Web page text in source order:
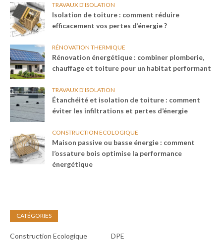
TRAVAUX D'ISOLATION
Isolation de toiture : comment réduire
efficacement vos pertes d’énergie ?
RÉNOVATION THERMIQUE
Rénovation énergétique : combiner plomberie,
chauffage et toiture pour un habitat performant
TRAVAUX D'ISOLATION
Étanchéité et isolation de toiture : comment
éviter les infiltrations et pertes d’énergie
CONSTRUCTION ECOLOGIQUE
Maison passive ou basse énergie : comment
l’ossature bois optimise la performance
énergétique
CATÉGORIES
Construction Ecologique
DPE